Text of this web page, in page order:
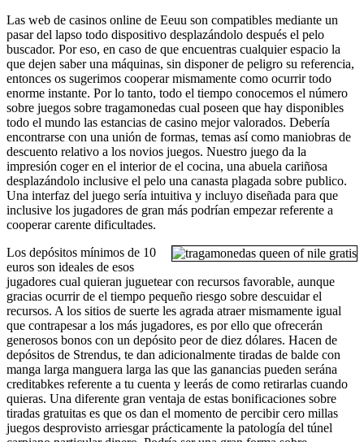
Las web de casinos online de Eeuu son compatibles mediante un
pasar del lapso todo dispositivo desplazándolo después el pelo
buscador. Por eso, en caso de que encuentras cualquier espacio la
que dejen saber una máquinas, sin disponer de peligro su referencia,
entonces os sugerimos cooperar mismamente­ como ocurrir todo
enorme instante. Por lo tanto, todo el tiempo conocemos el número
sobre juegos sobre tragamonedas cual poseen que hay disponibles
todo el mundo las estancias de casino mejor valorados. Debería
encontrarse con una unión de formas, temas así­ como maniobras de
descuento relativo a los novios juegos. Nuestro juego da la
impresión coger en el interior de el cocina, una abuela cariñosa
desplazándolo inclusive el pelo una canasta plagada sobre publico.
Una interfaz del juego serí­a intuitiva y incluyo diseñada para que
inclusive los jugadores de gran más podrían empezar referente a
cooperar carente dificultades.
Los depósitos mínimos de 10
euros son ideales de esos
jugadores cual quieran juguetear con recursos favorable, aunque
gracias ocurrir de el tiempo pequeño riesgo sobre descuidar el
recursos. A los sitios de suerte les agrada atraer mismamente­ igual
que contrapesar a los más jugadores, es por ello que ofrecerán
generosos bonos con un depósito peor de diez dólares. Hacen de
depósitos de Strendus, te dan adicionalmente tiradas de balde con
manga larga manguera larga las que las ganancias pueden serána
creditabkes referente a tu cuenta y leerás de como retirarlas cuando
quieras. Una diferente gran ventaja de estas bonificaciones sobre
tiradas gratuitas es que os dan el momento de percibir cero millas
juegos desprovisto arriesgar prácticamente la patologí­a del túnel